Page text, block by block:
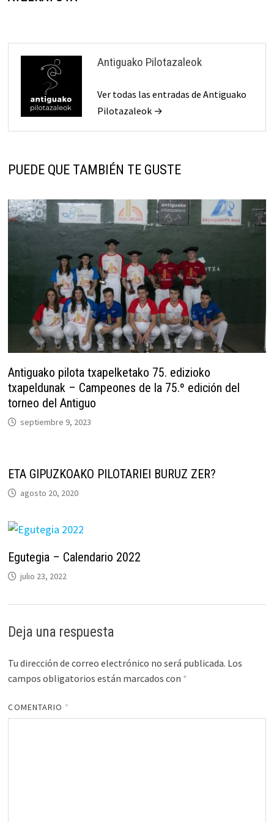
Antiguako Pilotazaleok
Ver todas las entradas de Antiguako
Pilotazaleok →
PUEDE QUE TAMBIÉN TE GUSTE
Antiguako pilota txapelketako 75. edizioko
txapeldunak – Campeones de la 75.º edición del
torneo del Antiguo
septiembre 9, 2023
ETA GIPUZKOAKO PILOTARIEI BURUZ ZER?
agosto 20, 2020
Egutegia – Calendario 2022
julio 23, 2022
Deja una respuesta
Tu dirección de correo electrónico no será publicada. Los
campos obligatorios están marcados con *
COMENTARIO *